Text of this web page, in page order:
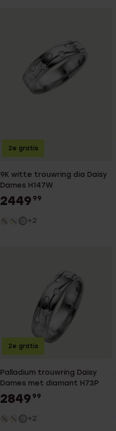
9K witte trouwring dia Daisy
Dames H147W
2449 99
+2
2e gratis
Palladium trouwring Daisy
Dames met diamant H73P
2849 99
+2
2e gratis